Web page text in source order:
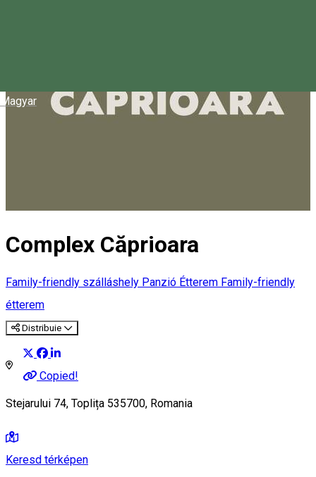
Magyar
Complex Căprioara
Family-friendly szálláshely Panzió Étterem Family-friendly
étterem
Distribuie
Copied!
Stejarului 74, Toplița 535700, Romania
Keresd térképen